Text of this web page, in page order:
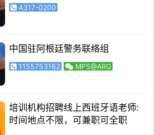
4317-0200
中国驻阿根廷警务联络组
1155753162 MPS@ARG
培训机构招聘线上西班牙语老师:
时间地点不限，可兼职可全职